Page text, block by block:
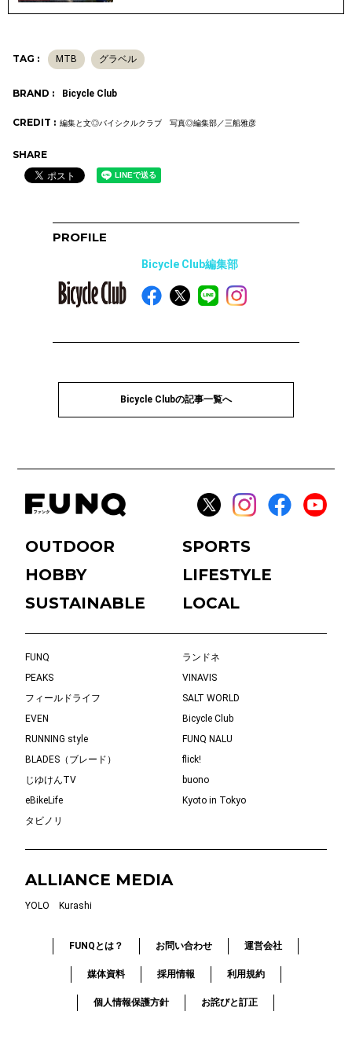
TAG : MTB グラベル
BRAND : Bicycle Club
CREDIT : 編集と文◎バイシクルクラブ 写真◎編集部／三船雅彦
SHARE
PROFILE
Bicycle Club編集部
Bicycle Clubの記事一覧へ
OUTDOOR
SPORTS
HOBBY
LIFESTYLE
SUSTAINABLE
LOCAL
FUNQ
ランドネ
PEAKS
VINAVIS
フィールドライフ
SALT WORLD
EVEN
Bicycle Club
RUNNING style
FUNQ NALU
BLADES（ブレード）
flick!
じゆけんTV
buono
eBikeLife
Kyoto in Tokyo
タビノリ
ALLIANCE MEDIA
YOLO Kurashi
FUNQとは？ お問い合わせ 運営会社
媒体資料 採用情報 利用規約
個人情報保護方針 お詫びと訂正